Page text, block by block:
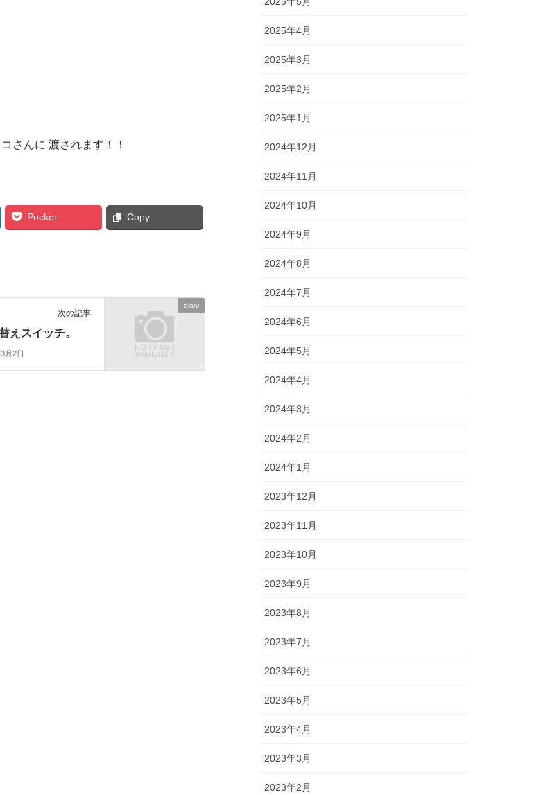
さんに 渡されます！！
Pocket Copy
diary
次の記事
えスイッチ。
月2日
2025年4月
2025年3月
2025年2月
2025年1月
2024年12月
2024年11月
2024年10月
2024年9月
2024年8月
2024年7月
2024年6月
2024年5月
2024年4月
2024年3月
2024年2月
2024年1月
2023年12月
2023年11月
2023年10月
2023年9月
2023年8月
2023年7月
2023年6月
2023年5月
2023年4月
2023年3月
2023年2月